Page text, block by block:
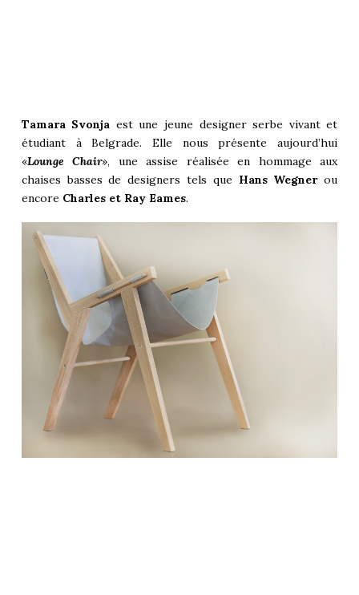
Tamara Svonja est une jeune designer serbe vivant et
étudiant à Belgrade. Elle nous présente aujourd’hui
«Lounge Chair», une assise réalisée en hommage aux
chaises basses de designers tels que Hans Wegnerou
encore Charles et Ray Eames.